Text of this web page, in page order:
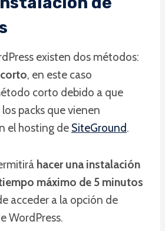
existen dos métodos:
, en este caso
corto debido a que
packs que vienen
el hosting de SiteGround.
hacer una instalación
máximo de 5 minutos
acceder a la opción de
WordPress.